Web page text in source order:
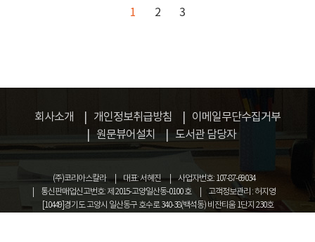
1 2 3
회사소개 개인정보취급방침
이메일무단수집거부
원문뷰어설치
도서관 담당자
(주)코리아스칼라 대표: 서혜진
사업자번호: 107-87-69034
통신판매업신고번호: 제 2015-고양일산동-0100 호
고객정보관리 : 허지영
[10449]경기도 고양시 일산동구 호수로 340-38(백석동) 비잔티움 1단지 230호